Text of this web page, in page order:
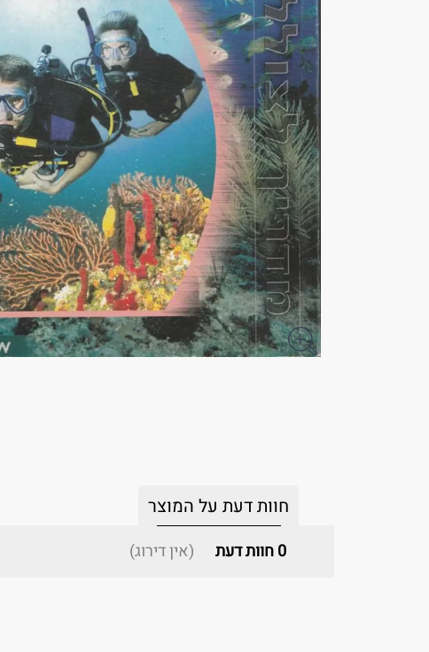
חוות דעת על המוצר
0חוות דעת (אין דירוג)